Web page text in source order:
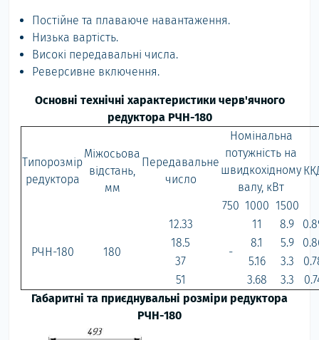
Постійне та плаваюче навантаження.
Низька вартість.
Високі передавальні числа.
Реверсивне включення.
Основні технічні характеристики черв'ячного
редуктора РЧН-180
Типорозмір
редуктора
Міжосьова
відстань,
мм
Передавальне
число
Номінальна
потужність на
швидкохідному
валу, кВт
750 1000 1500
РЧН-180 180
12.33
-
11 8.9
18.5
8.1 5.9
37
5.16 3.3
51
3.68 3.3
Габаритні та приєднувальні розміри редуктора
РЧН-180